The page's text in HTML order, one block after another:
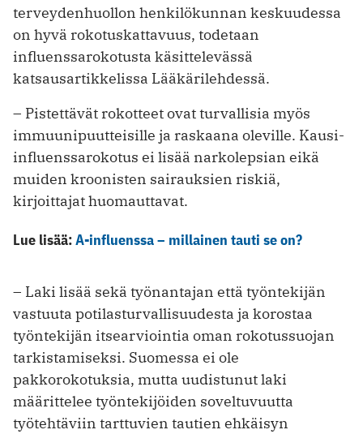
terveydenhuollon henkilökunnan keskuudessa
on hyvä rokotuskattavuus, todetaan
influenssarokotusta käsittelevässä
katsausartikkelissa Lääkärilehdessä.
– Pistettävät rokotteet ovat turvallisia myös
immuunipuutteisille ja raskaana oleville. Kausi-
influenssarokotus ei lisää narkolepsian eikä
muiden kroonisten sairauksien riskiä,
kirjoittajat huomauttavat.
Lue lisää:A-influenssa – millainen tauti se on?
– Laki lisää sekä työnantajan että työntekijän
vastuuta potilasturvallisuudesta ja korostaa
työntekijän itsearviointia oman rokotussuojan
tarkistamiseksi. Suomessa ei ole
pakkorokotuksia, mutta uudistunut laki
määrittelee työntekijöiden soveltuvuutta
työtehtäviin tarttuvien tautien ehkäisyn